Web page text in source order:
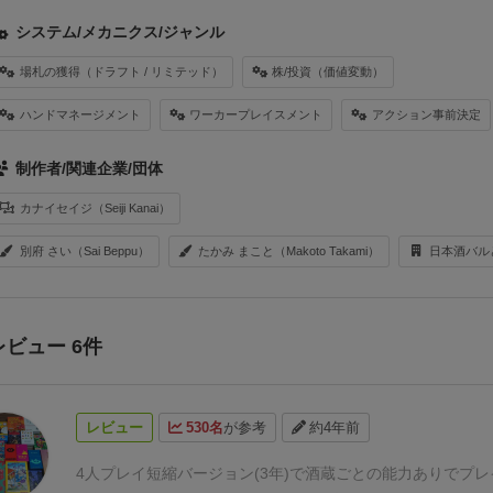
システム/メカニクス/ジャンル
場札の獲得（ドラフト / リミテッド） 株/投資（価値変動）
ハンドマネージメント ワーカープレイスメント アクション事前決定
制作者/関連企業/団体
カナイセイジ（Seiji Kanai）
別府 さい（Sai Beppu） たかみ まこと（Makoto Takami） 日本酒バル
ビュー 6件
レビュー 530名が参考 約4年前
4人プレイ短縮バージョン(3年)で酒蔵ごとの能力ありでプ